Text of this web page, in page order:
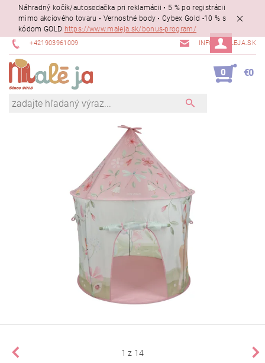
Náhradný kočík/autosedačka pri reklamácii • 5 % po registrácii
mimo akciového tovaru • Vernostné body • Cybex Gold -10 % s
kódom GOLD https://www.maleja.sk/bonus-program/
+421903961009 INFO@MALEJA.SK
0 €0
1 z 14